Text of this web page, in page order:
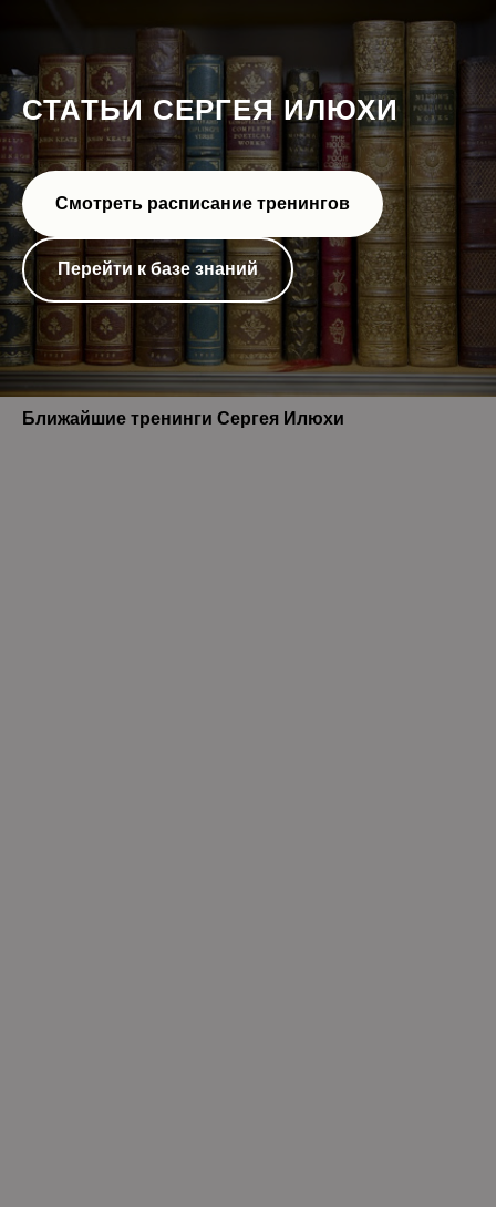
СТАТЬИ СЕРГЕЯ ИЛЮХИ
Смотреть расписание тренингов
Перейти к базе знаний
Ближайшие тренинги Сергея Илюхи